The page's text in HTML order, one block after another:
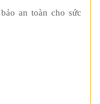
an toàn cho sức